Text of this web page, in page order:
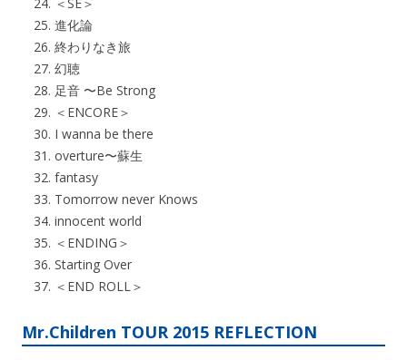
進化論
終わりなき旅
幻聴
足音 〜Be Strong
＜ENCORE＞
I wanna be there
overture〜蘇生
fantasy
Tomorrow never Knows
innocent world
＜ENDING＞
Starting Over
＜END ROLL＞
Mr.Children TOUR 2015 REFLECTION